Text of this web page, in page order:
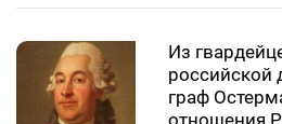
Из
российской
граф
отношения